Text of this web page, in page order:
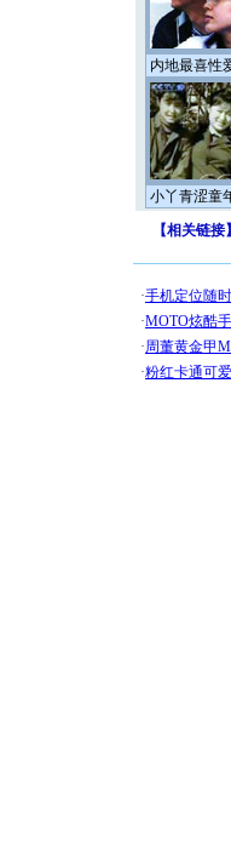
内地最喜性
小丫青涩童
【相关链接】